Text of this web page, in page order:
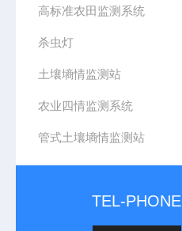
高标准农田监测系统
杀虫灯
土壤墒情监测站
农业四情监测系统
管式土壤墒情监测站
TEL-PHONE